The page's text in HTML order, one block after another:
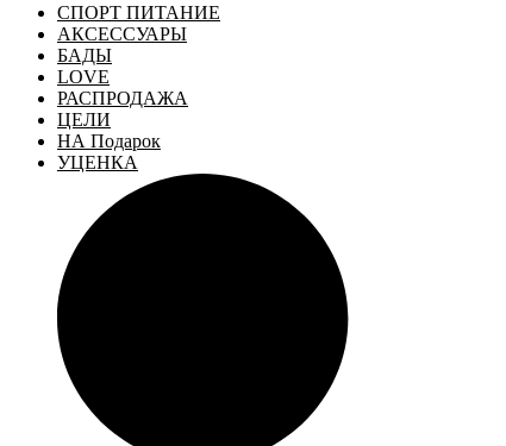
СПОРТ ПИТАНИЕ
АКСЕССУАРЫ
БАДЫ
LOVE
РАСПРОДАЖА
ЦЕЛИ
НА Подарок
УЦЕНКА